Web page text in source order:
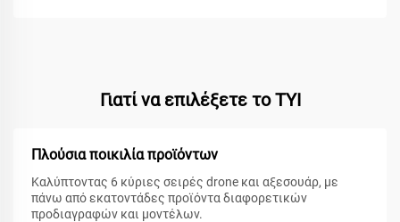
Γιατί να επιλέξετε το TYI
Πλούσια ποικιλία προϊόντων
Καλύπτοντας 6 κύριες σειρές drone και αξεσουάρ, με
πάνω από εκατοντάδες προϊόντα διαφορετικών
προδιαγραφών και μοντέλων.